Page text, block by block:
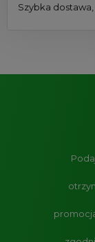
Szybka dostawa,